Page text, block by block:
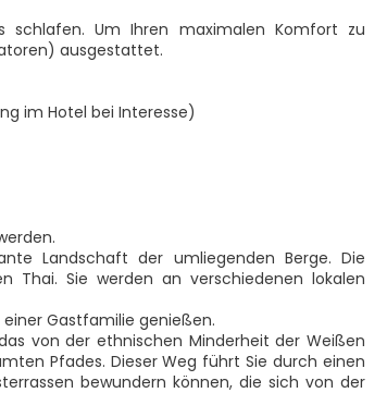
schlafen. Um Ihren maximalen Komfort zu
ausgestattet.
im Hotel bei Interesse)
Landschaft der umliegenden Berge. Die
Thai. Sie werden an verschiedenen lokalen
Gastfamilie genießen.
von der ethnischen Minderheit der Weißen
Pfades. Dieser Weg führt Sie durch einen
bewundern können, die sich von der